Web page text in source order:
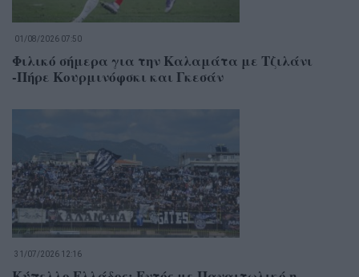
01/08/2026 07:50
Φιλικό σήμερα για την Καλαμάτα με Τζιλάνι
-Πήρε Κουρμινόφσκι και Γκεσάν
31/07/2026 12:16